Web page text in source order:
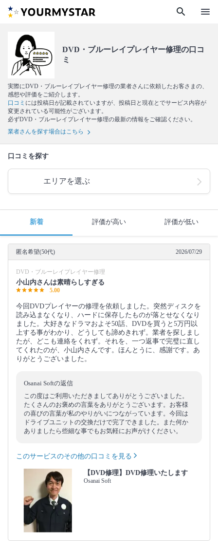
search menu
DVD・ブルーレイプレイヤー修理の口コ
ミ
実際にDVD・ブルーレイプレイヤー修理の業者さんに依頼したお客さまの、
感想や評価をご紹介します。
口コミ には投稿日が記載されていますが、投稿日と現在とでサービス内容が
変更されている可能性がございます。
必ずDVD・ブルーレイプレイヤー修理の最新の情報をご確認ください。
業者さんを探す場合はこちら
口コミを探す
エリアを選ぶ
新着 評価が高い 評価が低い
匿名希望(50代) 2026/07/29
DVD・ブルーレイプレイヤー修理
小山内さんは素晴らしすぎる
5.00
今回DVDプレイヤーの修理を依頼しました。突然ディスクを
読み込まなくなり、ハードに保存したものが落とせなくなり
ました。大好きなドラマおよそ50話、DVDを買うと5万円以
上する事がわかり、どうしても諦めきれず。業者を探しまし
たが、どこも連絡をくれず。それを、一つ返事で完璧に直し
てくれたのが、小山内さんです。ほんとうに、感謝です。あ
りがとうございました。
Osanai Softの返信
この度はご利用いただきましてありがとうございました。
たくさんのお褒めの言葉をありがとうございます。お客様
の喜びの言葉が私のやりがいにつながっています。今回は
ドライブユニットの交換だけで完了できました。また何か
ありましたら些細な事でもお気軽にお声がけください。
このサービスのその他の口コミを見る
【DVD修理】DVD修理いたします
Osanai Soft